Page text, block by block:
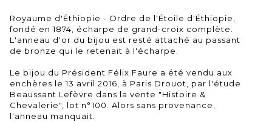
Royaume d'Éthiopie - Ordre de l'Étoile d'Éthiopie,
fondé en 1874, écharpe de grand-croix complète.
L'anneau d'or du bijou est resté attaché au passant
de bronze qui le retenait à l'écharpe.
Le bijou du Président Félix Faure a été vendu aux
enchères le 13 avril 2016, à Paris Drouot, par l'étude
Beaussant Lefèvre dans la vente "Histoire &
Chevalerie", lot n°100. Alors sans provenance,
l'anneau manquait.